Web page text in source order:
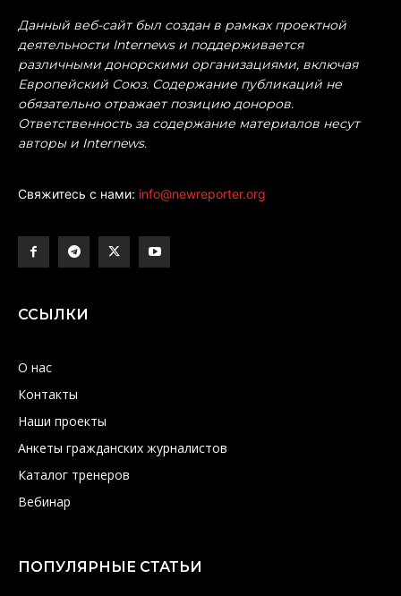
Данный веб-сайт был создан в рамках проектной
деятельности Internews и поддерживается
различными донорскими организациями, включая
Европейский Союз. Содержание публикаций не
обязательно отражает позицию доноров.
Ответственность за содержание материалов несут
авторы и Internews.
Свяжитесь с нами: info@newreporter.org
ССЫЛКИ
О нас
Контакты
Наши проекты
Анкеты гражданских журналистов
Каталог тренеров
Вебинар
ПОПУЛЯРНЫЕ СТАТЬИ